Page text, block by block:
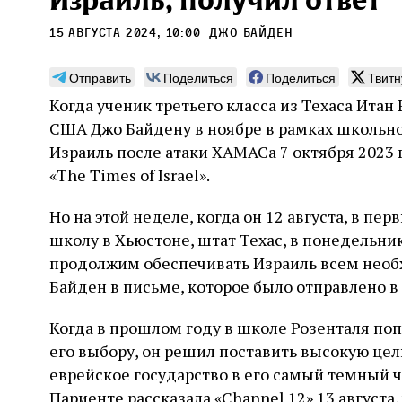
15 августа 2024, 10:00 Джо Байден
Отправить Поделиться Поделиться
Когда ученик третьего класса из Техаса
США Джо Байдену в ноябре в рамках
Израиль после атаки ХАМАСа 7 октября
«The Times of Israel».
Но на этой неделе, когда он 12 августа, в
школу в Хьюстоне, штат Техас, в
продолжим обеспечивать Израиль всем
Байден в письме, которое было отправлено
Когда в прошлом году в школе Розенталя
его выбору, он решил поставить высокую
еврейское государство в его самый темный
Монтажник фирмы «Топф
и сыновья»
По мере того как росло количество
становилось все больше, без кремационных
печей Прюфера было не обойтись. Cжигая
тела прямо в лагере, нацисты не только
оставались верны своему архаичному культу
смерти, но и скрывали от населения соседних
городов, сколько узников погибало каждый
2 августа Неразрезанные страницы
Фредиано Сесси. Перевод с итальянского
Ксении Тименчик
2